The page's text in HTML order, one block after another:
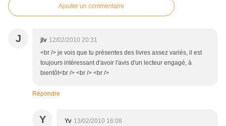
Ajouter un commentaire
J jlv 12/02/2010 20:31
<br /> je vois que tu présentes des livres assez variés, il est
toujours intéressant d'avoir l'avis d'un lecteur engagé, à
bientôt<br /> <br /> <br />
Répondre
Y Yv 13/02/2010 16:08